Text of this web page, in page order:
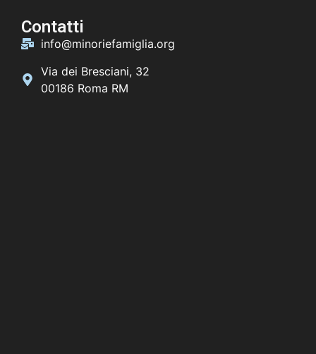
Contatti
info@minoriefamiglia.org
Via dei Bresciani, 32
00186 Roma RM